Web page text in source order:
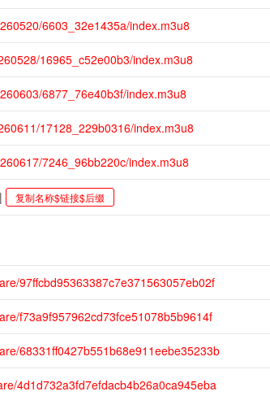
6603_32e1435a/index.m3u8
16965_c52e00b3/index.m3u8
6877_76e40b3f/index.m3u8
17128_229b0316/index.m3u8
7246_96bb220c/index.m3u8
| 复制名称$链接$后缀
97ffcbd95363387c7e371563057eb02f
f73a9f957962cd73fce51078b5b9614f
68331ff0427b551b68e911eebe35233b
4d1d732a3fd7efdacb4b26a0ca945eba